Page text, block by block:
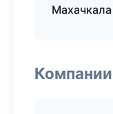
Махачкала